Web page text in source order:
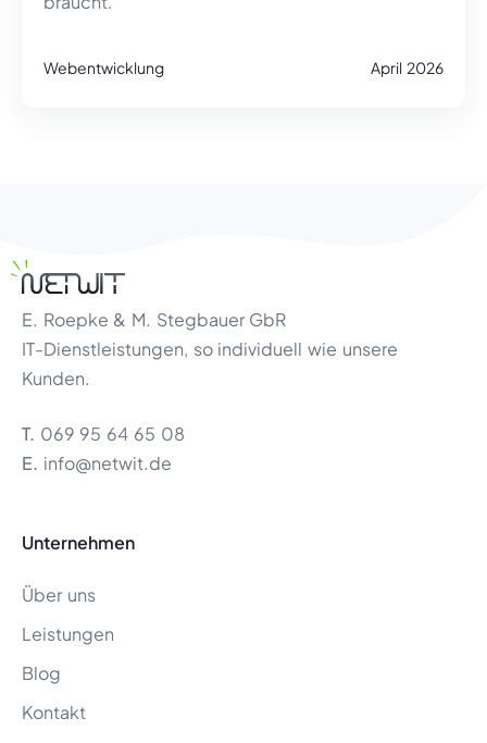
Webentwicklung April 2026
E. Roepke & M. Stegbauer GbR
IT-Dienstleistungen, so individuell wie unsere
Kunden.
T. 069 95 64 65 08
E. info@netwit.de
Unternehmen
Über uns
Leistungen
Blog
Kontakt